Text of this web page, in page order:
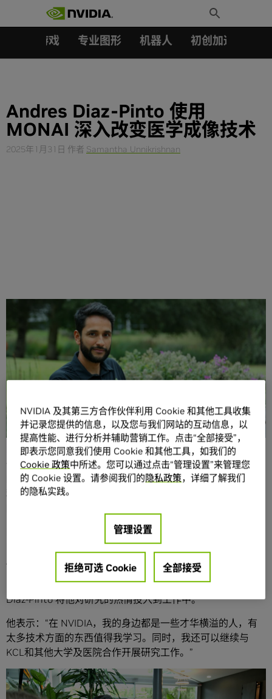
Toggle
Search
游戏 专业图形 机器人 初创加速会员成
Andres Diaz-Pinto 使用
MONAI 深入改变医学成像技术
2025年1月31日 作者 Samantha Unnikrishnan
分享
Andres Diaz-Pinto 早在加入 NVIDIA 之前就已经站在了使用
AI 深入改变医疗健康行业的前沿。
Diaz-Pinto 在伦敦国王学院（KCL）选择医学成像主动学习
作为博士后的研究方向。在此期间，他在创建MONAI Label
的过程中发挥了重要作用。MONAI Label 是一款开源工具，
利用 AI 加速医学影像注释，是
Diaz-Pinto 在与 NVIDIA 医疗健康团队合作开发 MONAI
Label 一年后加入了 NVIDIA，并带来了他在云端开发和部署
AI 和深度学习模型进行医学影像分析方面的专业知识。
自 2022 年加入 NVIDIA 担任高级深度学习工程师以来，
Diaz-Pinto 将他对研究的热情投入到工作中。
他表示：“在 NVIDIA，我的身边都是一些才华横溢的人，有
太多技术方面的东西值得我学习。同时，我还可以继续与
KCL和其他大学及医院合作开展研究工作。”
NVIDIA 及其第三方合作伙伴利用 Cookie 和其他工具收集
并记录您提供的信息，以及您与我们网站的互动信息，以
提高性能、进行分析并辅助营销工作。点击“全部接受”，
即表示您同意我们使用 Cookie 和其他工具，如我们的
Cookie 政策中所述。您可以通过点击“管理设置”来管理您
的 Cookie 设置。请参阅我们的隐私政策，详细了解我们
的隐私实践。
管理设置
拒绝可选 Cookie 全部接受